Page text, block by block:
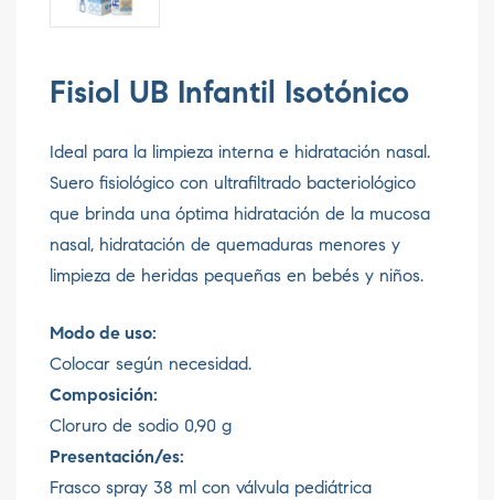
Fisiol UB Infantil Isotónico
Ideal para la limpieza interna e hidratación nasal.
Suero fisiológico con ultrafiltrado bacteriológico
que brinda una óptima hidratación de la mucosa
nasal, hidratación de quemaduras menores y
limpieza de heridas pequeñas en bebés y niños.
Modo de uso:
Colocar según necesidad.
Composición:
Cloruro de sodio 0,90 g
Presentación/es:
Frasco spray 38 ml con válvula pediátrica